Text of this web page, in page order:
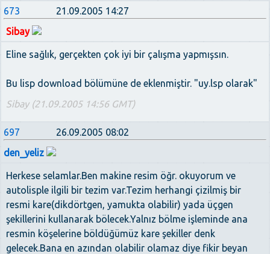
673
21.09.2005 14:27
Sibay
Eline sağlık, gerçekten çok iyi bir çalışma yapmışsın.
Bu lisp download bölümüne de eklenmiştir. "uy.lsp olarak"
Sibay (21.09.2005 14:56 GMT)
697
26.09.2005 08:02
den_yeliz
Herkese selamlar.Ben makine resim öğr. okuyorum ve
autolisple ilgili bir tezim var.Tezim herhangi çizilmiş bir
resmi kare(dikdörtgen, yamukta olabilir) yada üçgen
şekillerini kullanarak bölecek.Yalnız bölme işleminde ana
resmin köşelerine böldüğümüz kare şekiller denk
gelecek.Bana en azından olabilir olamaz diye fikir beyan